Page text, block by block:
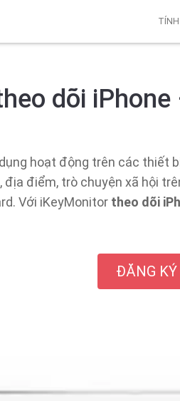
dõi
hoạt động trên các thiết
điểm, trò chuyện xã hội
Với iKeyMonitor theo dõi
ĐĂNG